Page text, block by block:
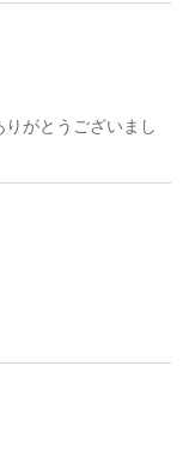
がとうございまし